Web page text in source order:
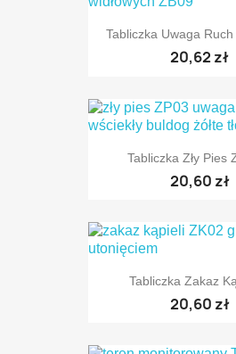
Tabliczka Uwaga Ruch
20,62 zł
Tabliczka Zły Pies
20,60 zł
Tabliczka Zakaz
20,60 zł